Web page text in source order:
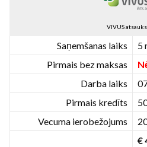
VIVUS
Saņemšanas laiks
5
Pirmais bez maksas
Darba laiks
Pirmais kredīts
Vecuma ierobežojums
€